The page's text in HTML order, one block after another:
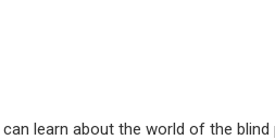
learn about the world of the blind